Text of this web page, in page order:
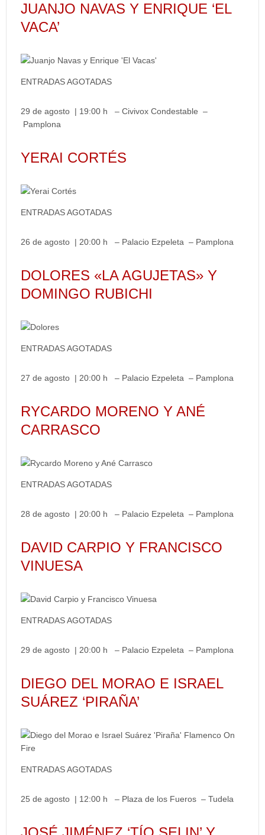
JUANJO NAVAS Y ENRIQUE ‘EL
VACA’
ENTRADAS AGOTADAS
29 de agosto | 19:00 h – Civivox Condestable –
Pamplona
YERAI CORTÉS
ENTRADAS AGOTADAS
26 de agosto | 20:00 h – Palacio Ezpeleta – Pamplona
DOLORES «LA AGUJETAS» Y
DOMINGO RUBICHI
ENTRADAS AGOTADAS
27 de agosto | 20:00 h – Palacio Ezpeleta – Pamplona
RYCARDO MORENO Y ANÉ
CARRASCO
ENTRADAS AGOTADAS
28 de agosto | 20:00 h – Palacio Ezpeleta – Pamplona
DAVID CARPIO Y FRANCISCO
VINUESA
ENTRADAS AGOTADAS
29 de agosto | 20:00 h – Palacio Ezpeleta – Pamplona
DIEGO DEL MORAO E ISRAEL
SUÁREZ ‘PIRAÑA’
ENTRADAS AGOTADAS
25 de agosto | 12:00 h – Plaza de los Fueros – Tudela